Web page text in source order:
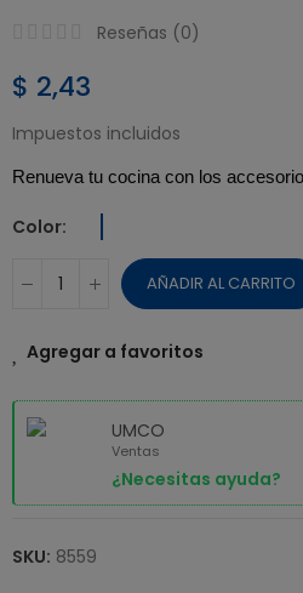
Reseñas (0)
$ 2,43
Impuestos incluidos
Renueva tu cocina con los
Color
AÑADIR AL CARRITO
Agregar a favoritos
UMCO
Ventas
¿Necesitas ayuda?
SKU: 8559